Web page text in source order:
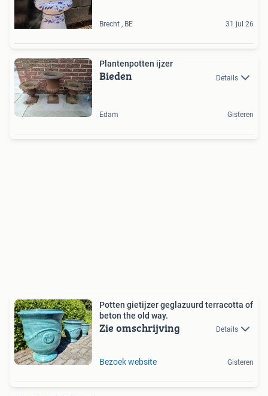
Brecht , BE 31 jul 26
Plantenpotten ijzer
Bieden Details
Edam Gisteren
Potten gietijzer geglazuurd terracotta of
beton the old way.
Zie omschrijving Details
Bezoek website Gisteren